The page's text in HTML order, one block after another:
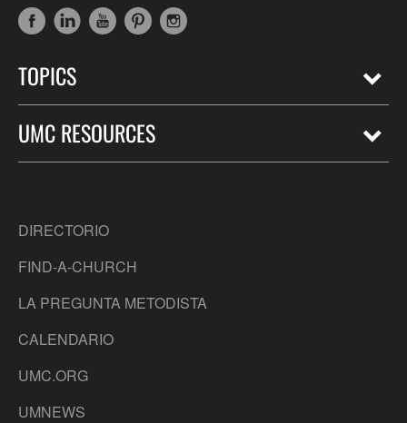
TOPICS
UMC RESOURCES
DIRECTORIO
FIND-A-CHURCH
LA PREGUNTA METODISTA
CALENDARIO
UMC.ORG
UMNEWS